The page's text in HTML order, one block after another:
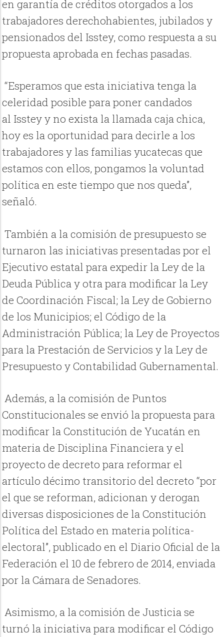
en garantía de créditos otorgados a los
trabajadores derechohabientes, jubilados y
pensionados del Isstey, como respuesta a su
propuesta aprobada en fechas pasadas.
“Esperamos que esta iniciativa tenga la
celeridad posible para poner candados
al Isstey y no exista la llamada caja chica,
hoy es la oportunidad para decirle a los
trabajadores y las familias yucatecas que
estamos con ellos, pongamos la voluntad
política en este tiempo que nos queda”,
señaló.
También a la comisión de presupuesto se
turnaron las iniciativas presentadas por el
Ejecutivo estatal para expedir la Ley de la
Deuda Pública y otra para modificar la Ley
de Coordinación Fiscal; la Ley de Gobierno
de los Municipios; el Código de la
Administración Pública; la Ley de Proyectos
para la Prestación de Servicios y la Ley de
Presupuesto y Contabilidad Gubernamental.
Además, a la comisión de Puntos
Constitucionales se envió la propuesta para
modificar la Constitución de Yucatán en
materia de Disciplina Financiera y el
proyecto de decreto para reformar el
artículo décimo transitorio del decreto “por
el que se reforman, adicionan y derogan
diversas disposiciones de la Constitución
Política del Estado en materia política-
electoral”, publicado en el Diario Oficial de la
Federación el 10 de febrero de 2014, enviada
por la Cámara de Senadores.
Asimismo, a la comisión de Justicia se
turnó la iniciativa para modificar el Código